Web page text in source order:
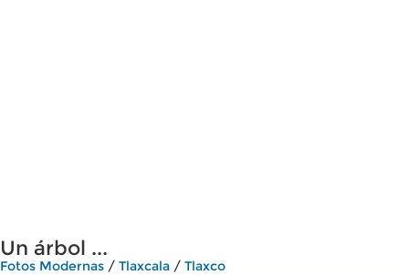
Un árbol ...
Fotos Modernas / Tlaxcala / Tlaxco